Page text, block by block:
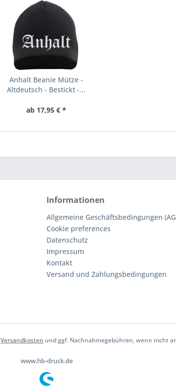
Anhalt Beanie Mütze -
Altdeutsch - Bestickt -...
ab 17,95 € *
Informationen
Allgemeine Geschäftsbedingungen
Cookie preferences
Datenschutz
Impressum
Kontakt
Versand und Zahlungsbedingungen
Versandkosten und ggf. Nachnahmegebühren, wenn nicht
www.hb-druck.de